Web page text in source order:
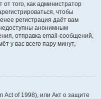
того, как администратор
чтобы
регистрация даёт вам
анонимным
отправка email-сообщений,
у вас всего пару минут,
Act of 1998), или Акт о защите